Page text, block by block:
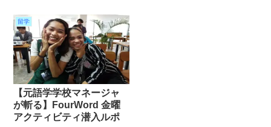
留学
【元語学学校マネージャ
が斬る】FourWord 金曜
アクティビティ潜入ルポ